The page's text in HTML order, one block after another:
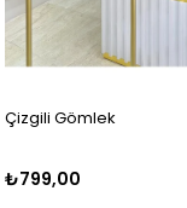
Çizgili Gömlek
₺799,00